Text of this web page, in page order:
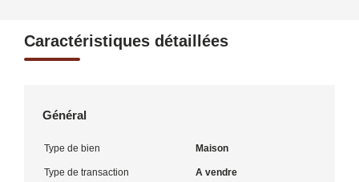
Caractéristiques détaillées
Général
Type de bien Maison
Type de transaction A vendre